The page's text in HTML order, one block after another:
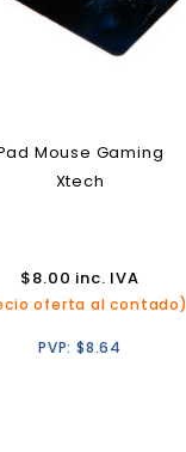
Mouse Gaming
Xtech
$8.00 inc. IVA
oferta al contado)
PVP: $8.64